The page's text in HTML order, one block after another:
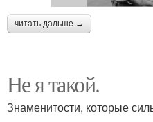
читать дальше →
Не я такой.
Знаменитости, которые